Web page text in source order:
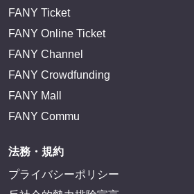
FANY Ticket
FANY Online Ticket
FANY Channel
FANY Crowdfunding
FANY Mall
FANY Commu
法務・規約
プライバシーポリシー